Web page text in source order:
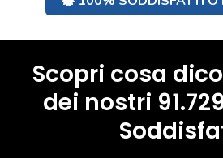
Scopri cosa
dei nostri